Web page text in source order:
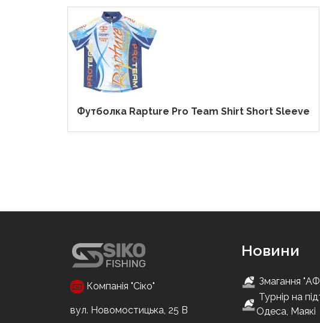
Футболка Rapture Pro Team Shirt Short Sleeve
Компанія "Сіко"
вул. Новомостицька, 25 В
Новини
Змагання
Турнір на
Одеса, Маякі